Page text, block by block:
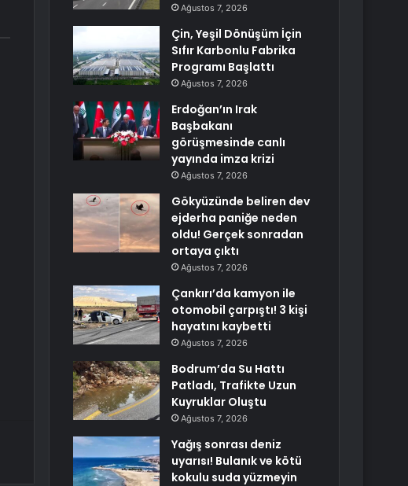
Ağustos 7, 2026
Çin, Yeşil Dönüşüm İçin
Sıfır Karbonlu Fabrika
Programı Başlattı
Ağustos 7, 2026
Erdoğan’ın Irak
Başbakanı
görüşmesinde canlı
yayında imza krizi
Ağustos 7, 2026
Gökyüzünde beliren dev
ejderha paniğe neden
oldu! Gerçek sonradan
ortaya çıktı
Ağustos 7, 2026
Çankırı’da kamyon ile
otomobil çarpıştı! 3 kişi
hayatını kaybetti
Ağustos 7, 2026
Bodrum’da Su Hattı
Patladı, Trafikte Uzun
Kuyruklar Oluştu
Ağustos 7, 2026
Yağış sonrası deniz
uyarısı! Bulanık ve kötü
kokulu suda yüzmeyin